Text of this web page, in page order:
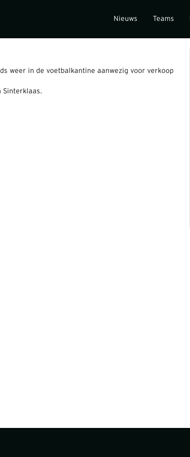
Nieuws Teams
weer in de voetbalkantine aanwezig voor verkoop
Sinterklaas.